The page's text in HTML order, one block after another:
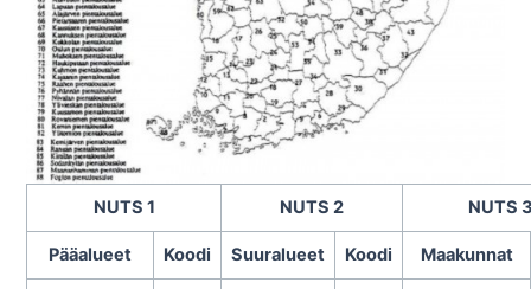
NUTS 1 NUTS 2 NUTS
Pääalueet Koodi Suuralueet Koodi Maakunnat